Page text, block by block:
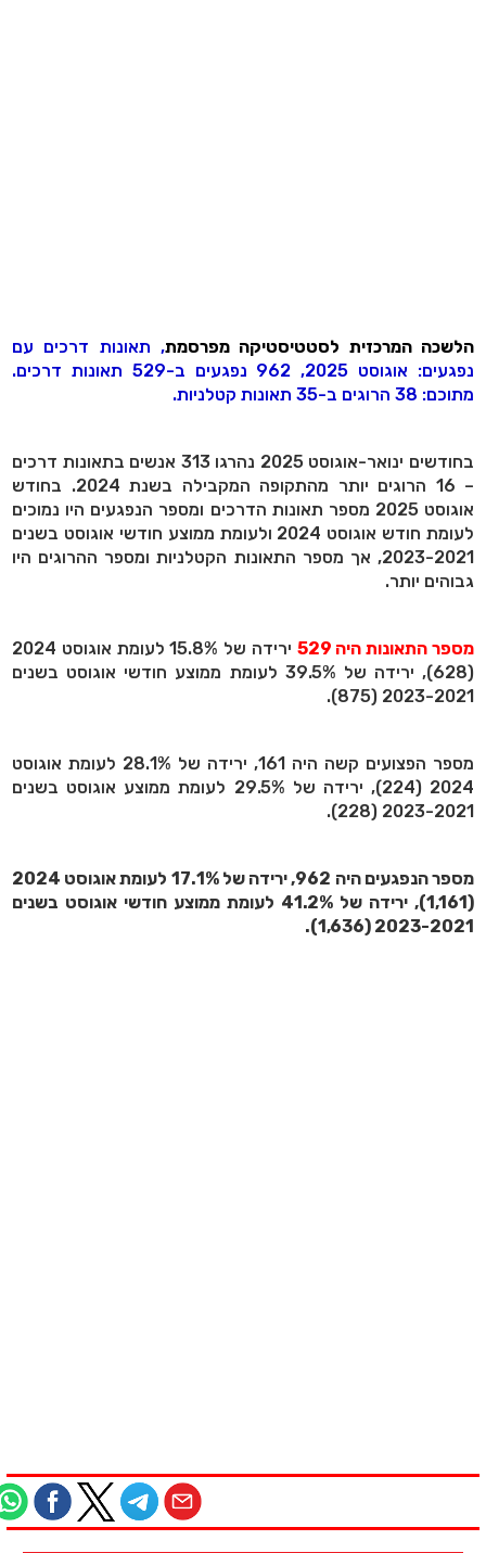
הלשכה המרכזית לסטטיסטיקה מפרסמת, תאונות דרכים עם
נפגעים: אוגוסט 2025, 962 נפגעים ב-529 תאונות דרכים.
מתוכם: 38 הרוגים ב-35 תאונות קטלניות.
​בחודשים ינואר-אוגוסט 2025 נהרגו 313 אנשים בתאונות דרכים
– 16 הרוגים יותר מהתקופה המקבילה בשנת 2024. בחודש
אוגוסט 2025 מספר תאונות הדרכים ומספר הנפגעים היו נמוכים
לעומת חודש אוגוסט 2024 ולעומת ממוצע חודשי אוגוסט בשנים
2023-2021, אך מספר התאונות הקטלניות ומספר ההרוגים היו
גבוהים יותר.
מספר התאונות היה 529
ירידה של 15.8% לעומת אוגוסט 2024
(628), ירידה של 39.5% לעומת ממוצע חודשי אוגוסט בשנים
2023-2021 (875).
מספר הפצועים קשה היה 161, ירידה של 28.1% לעומת אוגוסט
2024 (224), ירידה של 29.5% לעומת ממוצע אוגוסט בשנים
2023-2021 (228).
מספר הנפגעים היה 962, ירידה של 17.1% לעומת אוגוסט 2024
(1,161), ירידה של 41.2% לעומת ממוצע חודשי אוגוסט בשנים
2023-2021 (1,636).